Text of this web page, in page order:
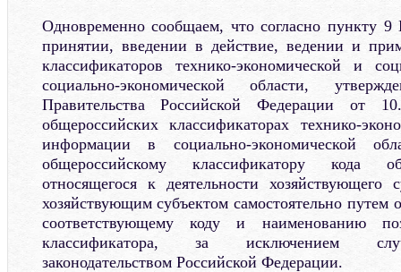
Одновременно сообщаем, что согласно пункту 9
принятии, введении в действие, ведении и
классификаторов технико-экономической и
социально-экономической области,
Правительства Российской Федерации
общероссийских классификаторах технико-
информации в социально-экономической
общероссийскому классификатору кода
относящегося к деятельности хозяйствующего
хозяйствующим субъектом самостоятельно путем
соответствующему коду и наименованию
классификатора, за исключением
законодательством Российской Федерации.